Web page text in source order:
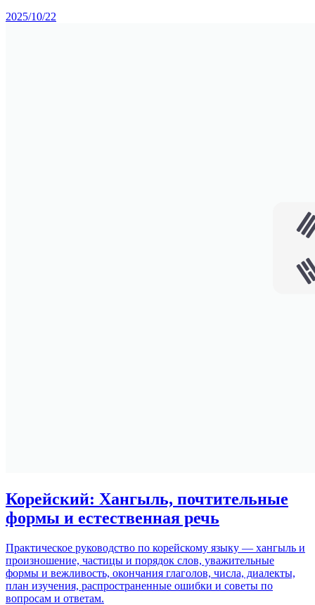
2025/10/22
Корейский: Хангыль, почтительные
формы и естественная речь
Практическое руководство по корейскому языку — хангыль и
произношение, частицы и порядок слов, уважительные
формы и вежливость, окончания глаголов, числа, диалекты,
план изучения, распространенные ошибки и советы по
вопросам и ответам.